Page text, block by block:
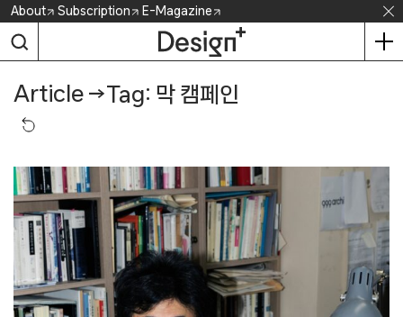
Skip
content
About Subscription E-Magazine
Article →Tag: 막 캠페인